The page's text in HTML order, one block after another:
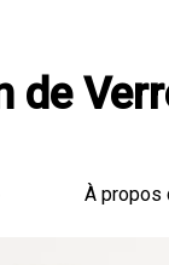
de
À propos